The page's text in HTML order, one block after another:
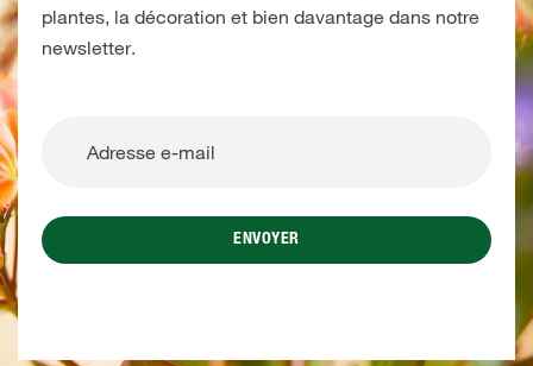
plantes, la décoration et bien davantage dans notre
newsletter.
ENVOYER